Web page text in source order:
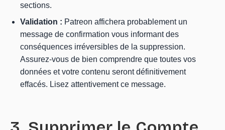
sections.
Validation : Patreon affichera probablement un
message de confirmation vous informant des
conséquences irréversibles de la suppression.
Assurez-vous de bien comprendre que toutes vos
données et votre contenu seront définitivement
effacés. Lisez attentivement ce message.